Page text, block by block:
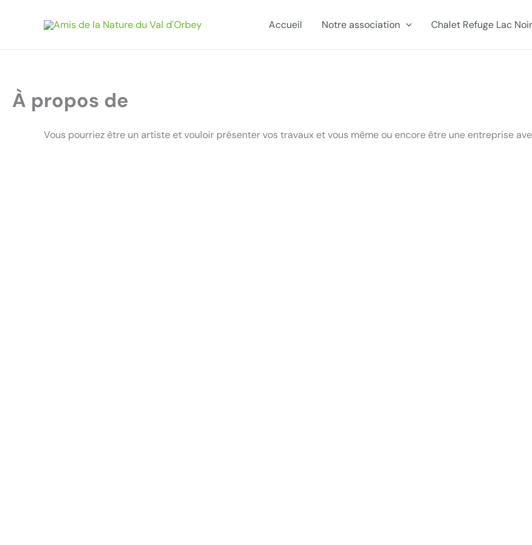
Accueil Notre association Chalet Refuge Lac Noir
À propos de
Vous pourriez être un artiste et vouloir présenter vos travaux et vous même ou encore être une entreprise